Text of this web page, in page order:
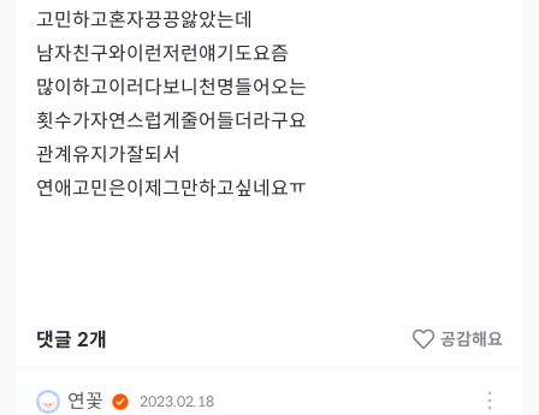
고민하고혼자끙끙앓았는데
남자친구와이런저런얘기도요즘
많이하고이러다보니천명들어오는
횟수가자연스럽게줄어들더라구요
관계유지가잘되서
연애고민은이제그만하고싶네요ㅠ
댓글 2개 공감해요
연꽃 2023.02.18